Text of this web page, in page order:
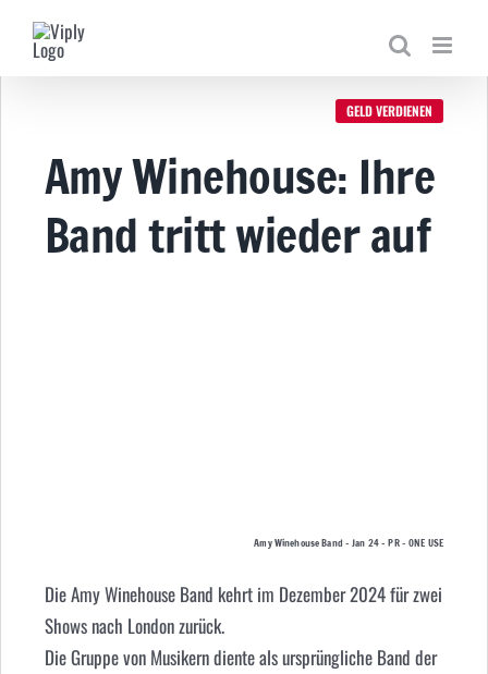
Inhalt
springen
GELD VERDIENEN
Amy Winehouse: Ihre
Band tritt wieder auf
Amy Winehouse Band – Jan 24 – PR – ONE USE
Die Amy Winehouse Band kehrt im Dezember 2024 für zwei
Shows nach London zurück.
Die Gruppe von Musikern diente als ursprüngliche Band der